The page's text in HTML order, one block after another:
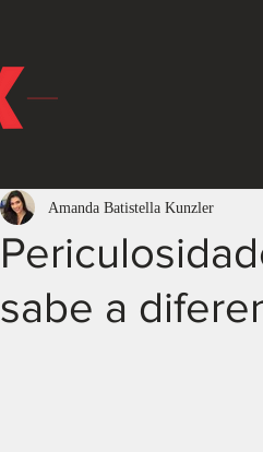
sabe a
Amanda Batistella Kunzler